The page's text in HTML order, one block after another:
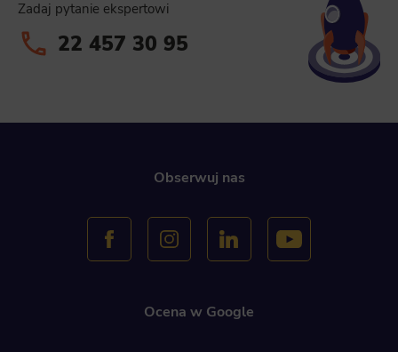
Zadaj pytanie ekspertowi
22 457 30 95
Obserwuj nas
Ocena w Google